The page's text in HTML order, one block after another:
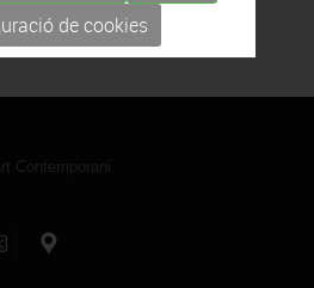
de cookies